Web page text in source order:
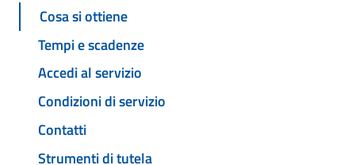
Cosa si ottiene
Tempi e scadenze
Accedi al servizio
Condizioni di servizio
Contatti
Strumenti di tutela